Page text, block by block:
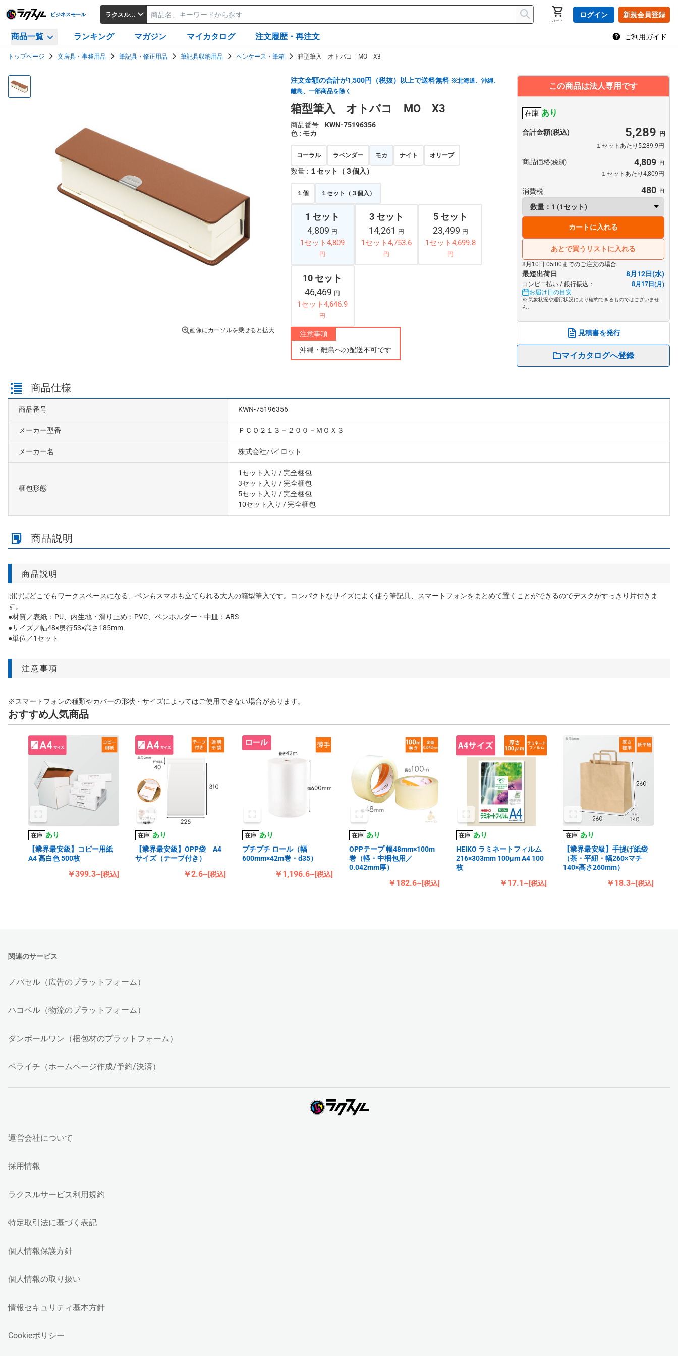
ビジネスモール ラクスルビジネスモール
カート
ログイン 新規会員登録
商品一覧 ランキング マガジン マイカタログ 注文履歴・再注文 ご利用ガイド
トップページ 文房具・事務用品 筆記具・修正用品 筆記具収納用品 ペンケース・筆箱 箱型筆入 オトバコ MO X3
画像にカーソルを乗せると拡大
注文金額の合計が1,500円（税抜）以上で送料無料 ※北海道、沖縄、
離島、一部商品を除く
箱型筆入 オトバコ MO X3
商品番号
KWN-75196356
色 : モカ
コーラル ラベンダー モカ ナイト オリーブ
数量 : １セット（３個入）
１個 １セット（３個入）
1 セット
4,809 円
1セット4,809
円
3 セット
14,261
円
1セット4,753.6
円
5 セット
23,499 円
1セット4,699.8
円
10 セット
46,469 円
1セット4,646.9
円
注意事項
沖縄・離島への配送不可です
この商品は法人専用です
在庫 あり
合計金額(税込) 5,289
１セットあたり5,289.9円
商品価格(税別) 4,809
１セットあたり4,809円
消費税 480
カートに入れる
あとで買うリストに入れる
8月10日 05:00までのご注文の場合
最短出荷日 8月12日(水)
コンビニ払い / 銀行振込：
8月17日(月)
お届け日の目安
※ 気象状況や運行状況により確約できるものではございませ
ん。
見積書を発行
マイカタログへ登録
商品仕様
商品番号 KWN-75196356
メーカー型番 ＰＣＯ２１３－２００－ＭＯＸ３
メーカー名 株式会社パイロット
梱包形態
1セット入り / 完全梱包
3セット入り / 完全梱包
5セット入り / 完全梱包
10セット入り / 完全梱包
商品説明
商品説明
開けばどこでもワークスペースになる、ペンもスマホも立てられる大人の箱型筆入です。コンパクトなサイズによく使う筆記具、スマートフォンをまとめて置くことができるのでデスクがすっきり片付きま
す。
●材質／表紙：PU、内生地・滑り止め：PVC、ペンホルダー・中皿：ABS
●サイズ／幅48×奥行53×高さ185mm
●単位／1セット
注意事項
※スマートフォンの種類やカバーの形状・サイズによってはご使用できない場合があります。
おすすめ人気商品
在庫 あり
【業界最安級】コピー用紙
A4 高白色 500枚
￥399.3~[税込]
在庫 あり
【業界最安級】OPP袋 A4
サイズ（テープ付き）
￥2.6~[税込]
在庫 あり
プチプチ ロール（幅
600mm×42m巻・d35）
￥1,196.6~[税込]
在庫 あり
OPPテープ 幅48mm×100m
巻（軽・中梱包用／
0.042mm厚）
￥182.6~[税込]
在庫 あり
HEIKO ラミネートフィルム
216×303mm 100μm A4 100
枚
￥17.1~[税込]
在庫 あり
【業界最安級】手提げ紙袋
（茶・平紐・幅260×マチ
140×高さ260mm）
￥18.3~[税込]
関連のサービス
ノバセル（広告のプラットフォーム）
ハコベル（物流のプラットフォーム）
ダンボールワン（梱包材のプラットフォーム）
ペライチ（ホームページ作成/予約/決済）
運営会社について
採用情報
ラクスルサービス利用規約
特定取引法に基づく表記
個人情報保護方針
個人情報の取り扱い
情報セキュリティ基本方針
Cookieポリシー